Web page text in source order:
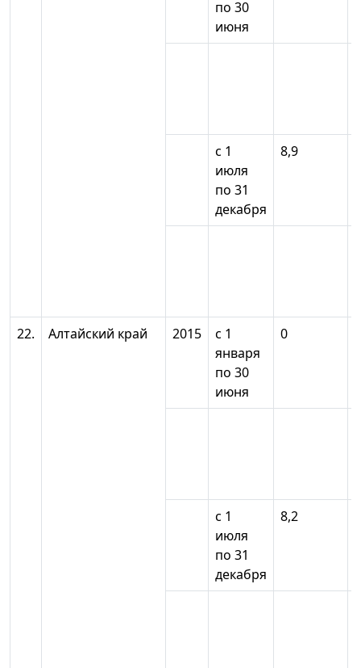
по 30
июня
с 1
июля
по 31
декабря
8,9
22. Алтайский край 2015
с 1
января
по 30
июня
0
с 1
июля
по 31
декабря
8,2